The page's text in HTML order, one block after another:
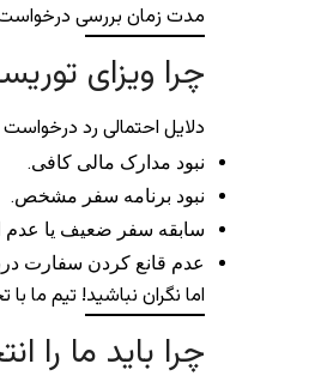
مدت زمان بررسی
چرا ویزای
دلایل احتمالی رد
نبود مدارک مالی کافی.
نبود برنامه سفر مشخص.
سابقه سفر ضعیف یا عدم
عدم قانع کردن سفارت
اما نگران نباشید! تیم ما
چرا باید ما را